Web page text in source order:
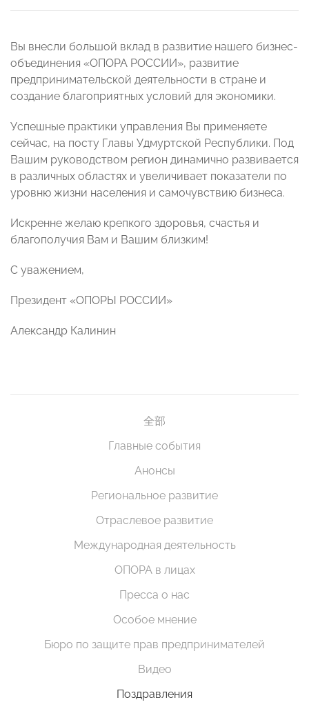
Вы внесли большой вклад в развитие нашего бизнес-
объединения «ОПОРА РОССИИ», развитие
предпринимательской деятельности в стране и
создание благоприятных условий для экономики.
Успешные практики управления Вы применяете
сейчас, на посту Главы Удмуртской Республики. Под
Вашим руководством регион динамично развивается
в различных областях и увеличивает показатели по
уровню жизни населения и самочувствию бизнеса.
Искренне желаю крепкого здоровья, счастья и
благополучия Вам и Вашим близким!
С уважением,
Президент «ОПОРЫ РОССИИ»
Александр Калинин
全部
Главные события
Анонсы
Региональное развитие
Отраслевое развитие
Международная деятельность
ОПОРА в лицах
Пресса о нас
Особое мнение
Бюро по защите прав предпринимателей
Видео
Поздравления